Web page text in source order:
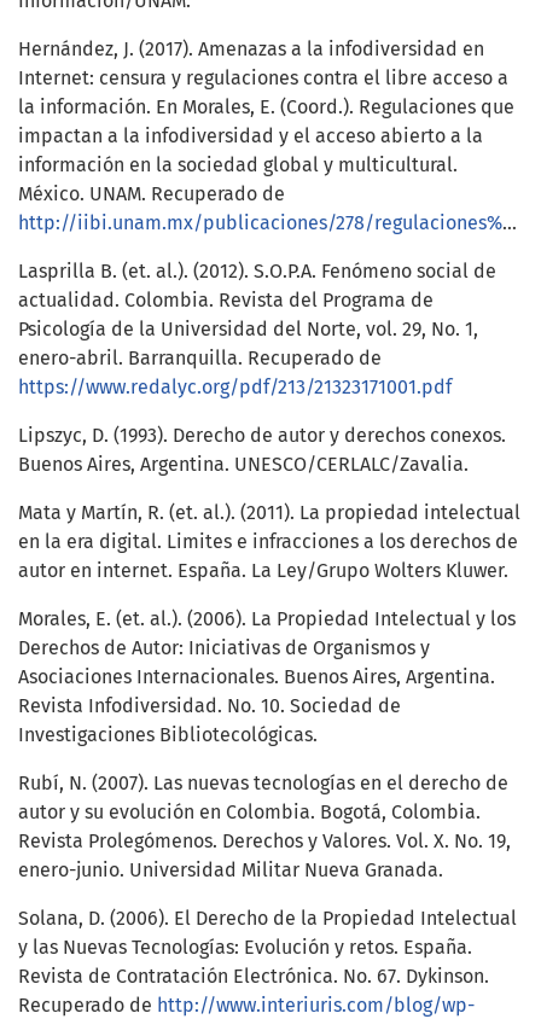
Hernández, J. (2017). Amenazas a la infodiversidad en
Internet: censura y regulaciones contra el libre acceso a
la información. En Morales, E. (Coord.). Regulaciones que
impactan a la infodiversidad y el acceso abierto a la
información en la sociedad global y multicultural.
México. UNAM. Recuperado de
http://iibi.unam.mx/publicaciones/278/regulaciones%20impactan%20infodiversidin%20Amenazas%20en%20Internet%20Jonathan%20Hernandez%20Perez.html
Lasprilla B. (et. al.). (2012). S.O.P.A. Fenómeno social de
actualidad. Colombia. Revista del Programa de
Psicología de la Universidad del Norte, vol. 29, No. 1,
enero-abril. Barranquilla. Recuperado de
https://www.redalyc.org/pdf/213/21323171001.pdf
Lipszyc, D. (1993). Derecho de autor y derechos conexos.
Buenos Aires, Argentina. UNESCO/CERLALC/Zavalia.
Mata y Martín, R. (et. al.). (2011). La propiedad intelectual
en la era digital. Limites e infracciones a los derechos de
autor en internet. España. La Ley/Grupo Wolters Kluwer.
Morales, E. (et. al.). (2006). La Propiedad Intelectual y los
Derechos de Autor: Iniciativas de Organismos y
Asociaciones Internacionales. Buenos Aires, Argentina.
Revista Infodiversidad. No. 10. Sociedad de
Investigaciones Bibliotecológicas.
Rubí, N. (2007). Las nuevas tecnologías en el derecho de
autor y su evolución en Colombia. Bogotá, Colombia.
Revista Prolegómenos. Derechos y Valores. Vol. X. No. 19,
enero-junio. Universidad Militar Nueva Granada.
Solana, D. (2006). El Derecho de la Propiedad Intelectual
y las Nuevas Tecnologías: Evolución y retos. España.
Revista de Contratación Electrónica. No. 67. Dykinson.
Recuperado de http://www.interiuris.com/blog/wp-